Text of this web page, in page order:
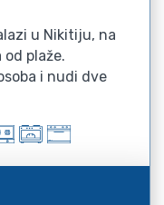
u Nikitiju, na
plaže.
i nudi dve